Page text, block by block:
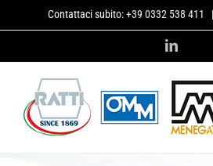
Contattaci subito:+39 0332 538 411 |